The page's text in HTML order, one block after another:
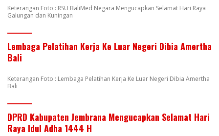
Keterangan Foto : RSU BaliMed Negara Mengucapkan Selamat Hari Raya
Galungan dan Kuningan
Lembaga Pelatihan Kerja Ke Luar Negeri Dibia Amertha
Bali
Keterangan Foto : Lembaga Pelatihan Kerja Ke Luar Negeri Dibia Amertha
Bali
DPRD Kabupaten Jembrana Mengucapkan Selamat Hari
Raya Idul Adha 1444 H